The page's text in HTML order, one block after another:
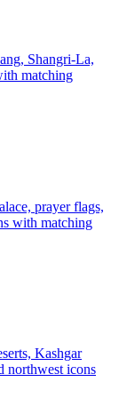
Shangri-La,
matching
prayer flags,
with matching
Kashgar
northwest icons